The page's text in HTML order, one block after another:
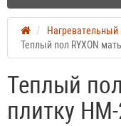
Нагревательный
Теплый пол RYXON
Теплый
плитку